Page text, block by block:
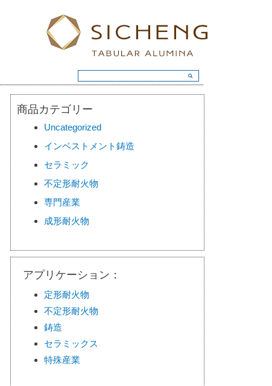
商品カテゴリー
Uncategorized
インベストメント鋳造
セラミック
不定形耐火物
専門産業
成形耐火物
アプリケーション：
定形耐火物
不定形耐火物
鋳造
セラミックス
特殊産業